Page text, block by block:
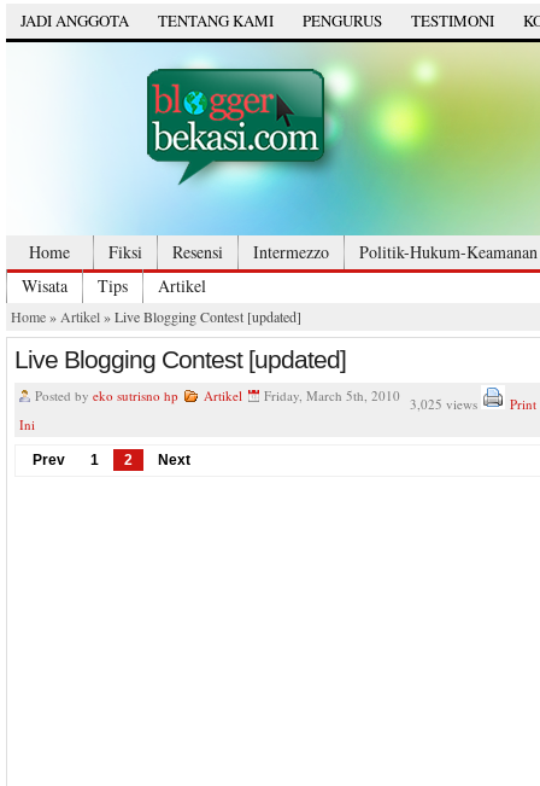
JADI ANGGOTA TENTANG KAMI PENGURUS TESTIMONI
Home Fiksi Resensi Intermezzo
Politik-Hukum-Keamanan
Wisata
Tips Artikel
Home» Artikel» Live Blogging Contest [updated]
Live Blogging Contest [updated]
Posted by eko sutrisno hp Artikel Friday, March 5th, 2010 3,025 views
Ini
Prev 1 2 Next